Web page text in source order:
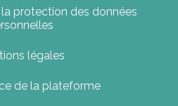
protection des données
légales
de la plateforme